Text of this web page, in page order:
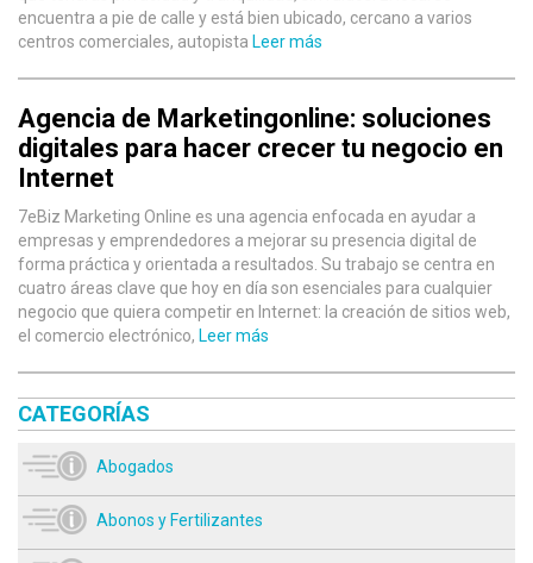
encuentra a pie de calle y está bien ubicado, cercano a varios
centros comerciales, autopista Leer más
Agencia de Marketingonline: soluciones
digitales para hacer crecer tu negocio en
Internet
7eBiz Marketing Online es una agencia enfocada en ayudar a
empresas y emprendedores a mejorar su presencia digital de
forma práctica y orientada a resultados. Su trabajo se centra en
cuatro áreas clave que hoy en día son esenciales para cualquier
negocio que quiera competir en Internet: la creación de sitios web,
el comercio electrónico, Leer más
CATEGORÍAS
Abogados
Abonos y Fertilizantes